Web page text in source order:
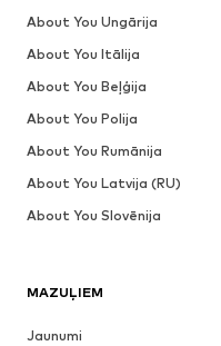
MAZUĻIEM
Jaunumi
About You Ungārija
About You Itālija
About You Beļģija
About You Polija
About You Rumānija
About You Latvija (RU)
About You Slovēnija